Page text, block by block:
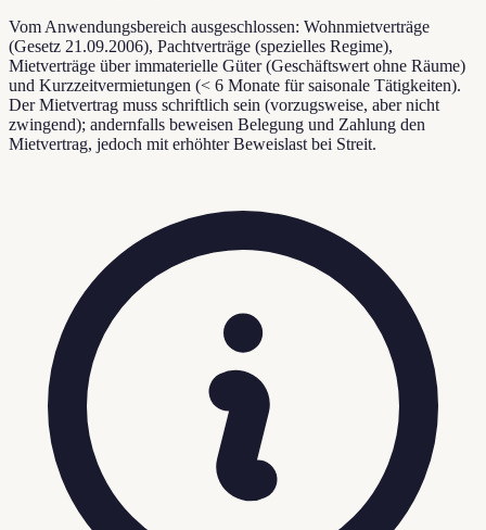
Vom Anwendungsbereich ausgeschlossen: Wohnmietverträge
(Gesetz 21.09.2006), Pachtverträge (spezielles Regime),
Mietverträge über immaterielle Güter (Geschäftswert ohne Räume)
und Kurzzeitvermietungen (< 6 Monate für saisonale Tätigkeiten).
Der Mietvertrag muss schriftlich sein (vorzugsweise, aber nicht
zwingend); andernfalls beweisen Belegung und Zahlung den
Mietvertrag, jedoch mit erhöhter Beweislast bei Streit.